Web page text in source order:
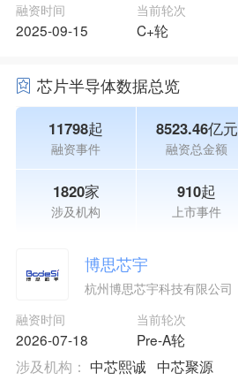
融资时间
2025-09-15
当前轮次
C+轮
芯片半导体数据总览
11798起
融资事件
8523.46亿元
融资总金额
1820家
涉及机构
910起
上市事件
博思芯宇
杭州博思芯宇科技有限公司
融资时间
2026-07-18
当前轮次
Pre-A轮
涉及机构： 中芯熙诚 中芯聚源